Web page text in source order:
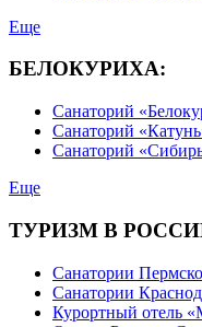
Еще
БЕЛОКУРИХА:
Санаторий
Санаторий
Санаторий
Еще
ТУРИЗМ В
Санатории
Санатории
Курортный отель